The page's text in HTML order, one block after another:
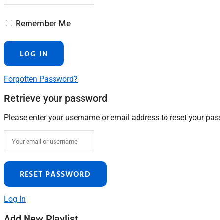
Remember Me
Forgotten Password?
Retrieve your password
Please enter your username or email address to reset your
Log In